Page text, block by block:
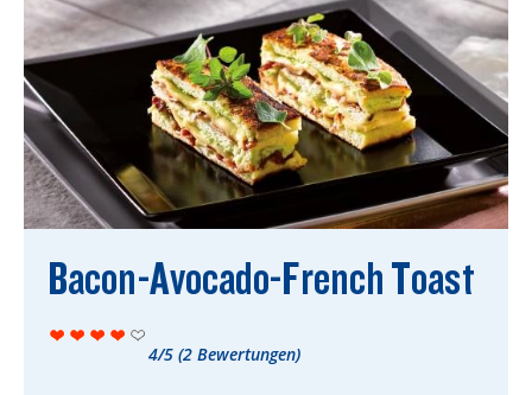
Butter
Fruchtjoghurt & Drinks
Desserts
Bergbauern Produkte
Vegane Produkte
Rezepte
Bacon-Avocado-French Toast
4/5 (2 Bewertungen)